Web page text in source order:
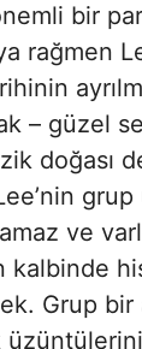
bir
rağmen
– güzel
doğası
ve
kalbinde
Grup bir